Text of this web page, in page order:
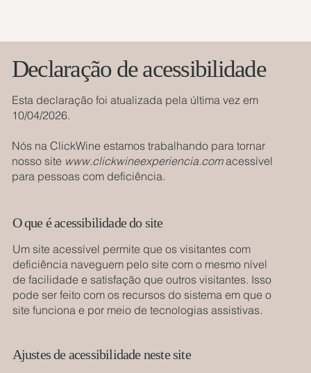
Declaração de acessibilidade
Esta declaração foi atualizada pela última vez em
10/04/2026.
Nós na ClickWine estamos trabalhando para tornar
nosso site www.clickwineexperiencia.com acessível
para pessoas com deficiência.
O que é acessibilidade do site
Um site acessível permite que os visitantes com
deficiência naveguem pelo site com o mesmo nível
de facilidade e satisfação que outros visitantes. Isso
pode ser feito com os recursos do sistema em que o
site funciona e por meio de tecnologias assistivas.
Ajustes de acessibilidade neste site